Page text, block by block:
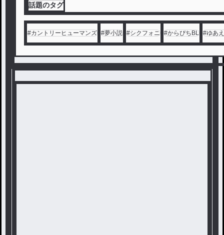
話題のタグ
#カントリーヒューマンズ #夢小説 #シクフォニ #からぴちBL #ゆあ